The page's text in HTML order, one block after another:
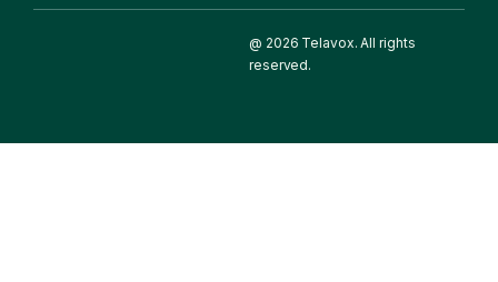
@ 2026 Telavox. All rights
reserved.